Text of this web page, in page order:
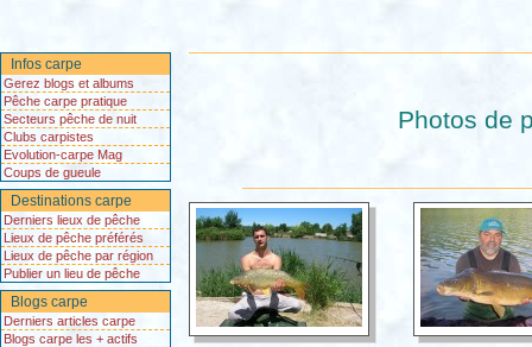
Infos carpe
Gerez blogs et albums
Pêche carpe pratique
Secteurs pêche de nuit
Clubs carpistes
Evolution-carpe Mag
Coups de gueule
Destinations carpe
Derniers lieux de pêche
Lieux de pêche préférés
Lieux de pêche par région
Publier un lieu de pêche
Blogs carpe
Derniers articles carpe
Blogs carpe les + actifs
Photos de